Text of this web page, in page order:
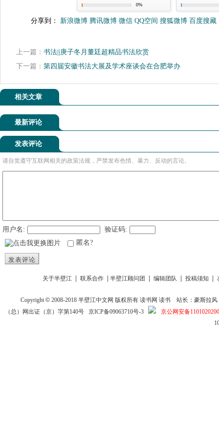
0%
分享到： 新浪微博 腾讯微博 微信 QQ空间 搜狐微博 百度搜藏
上一篇： 书法||庚子冬月董廷超精品书法欣赏
下一篇： 第四届安徽书法大展及学术座谈会在合肥举办
相关文章
最新评论
发表评论
请自觉遵守互联网相关的政策法规，严禁发布色情、暴力、反动的言论。
用户名:
验证码:
匿名?
发表评论
关于半壁江 联系合作 半壁江顾问团 编辑团队 投稿须知
Copyright © 2008-2018半壁江中文网 版权所有读书网 读书
站长：豪斯拉风
（总）网出证（京）字第140号 京ICP备09063710号-3
京公网安备